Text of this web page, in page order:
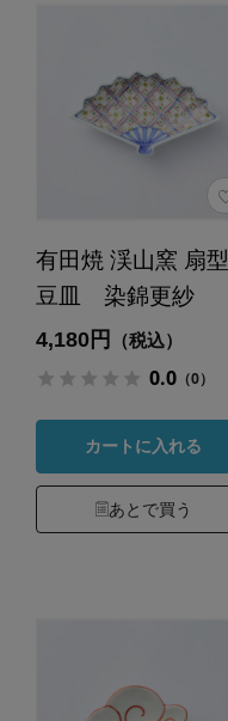
有田焼 渓山窯 扇型
豆皿 染錦更紗
4,180円 （税込）
0.0（0）
カートに入れる
あとで買う